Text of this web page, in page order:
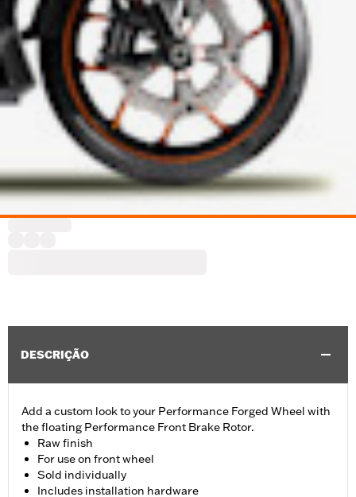
DESCRIÇÃO
Add a custom look to your Performance Forged Wheel with
the floating Performance Front Brake Rotor.
Raw finish
For use on front wheel
Sold individually
Includes installation hardware